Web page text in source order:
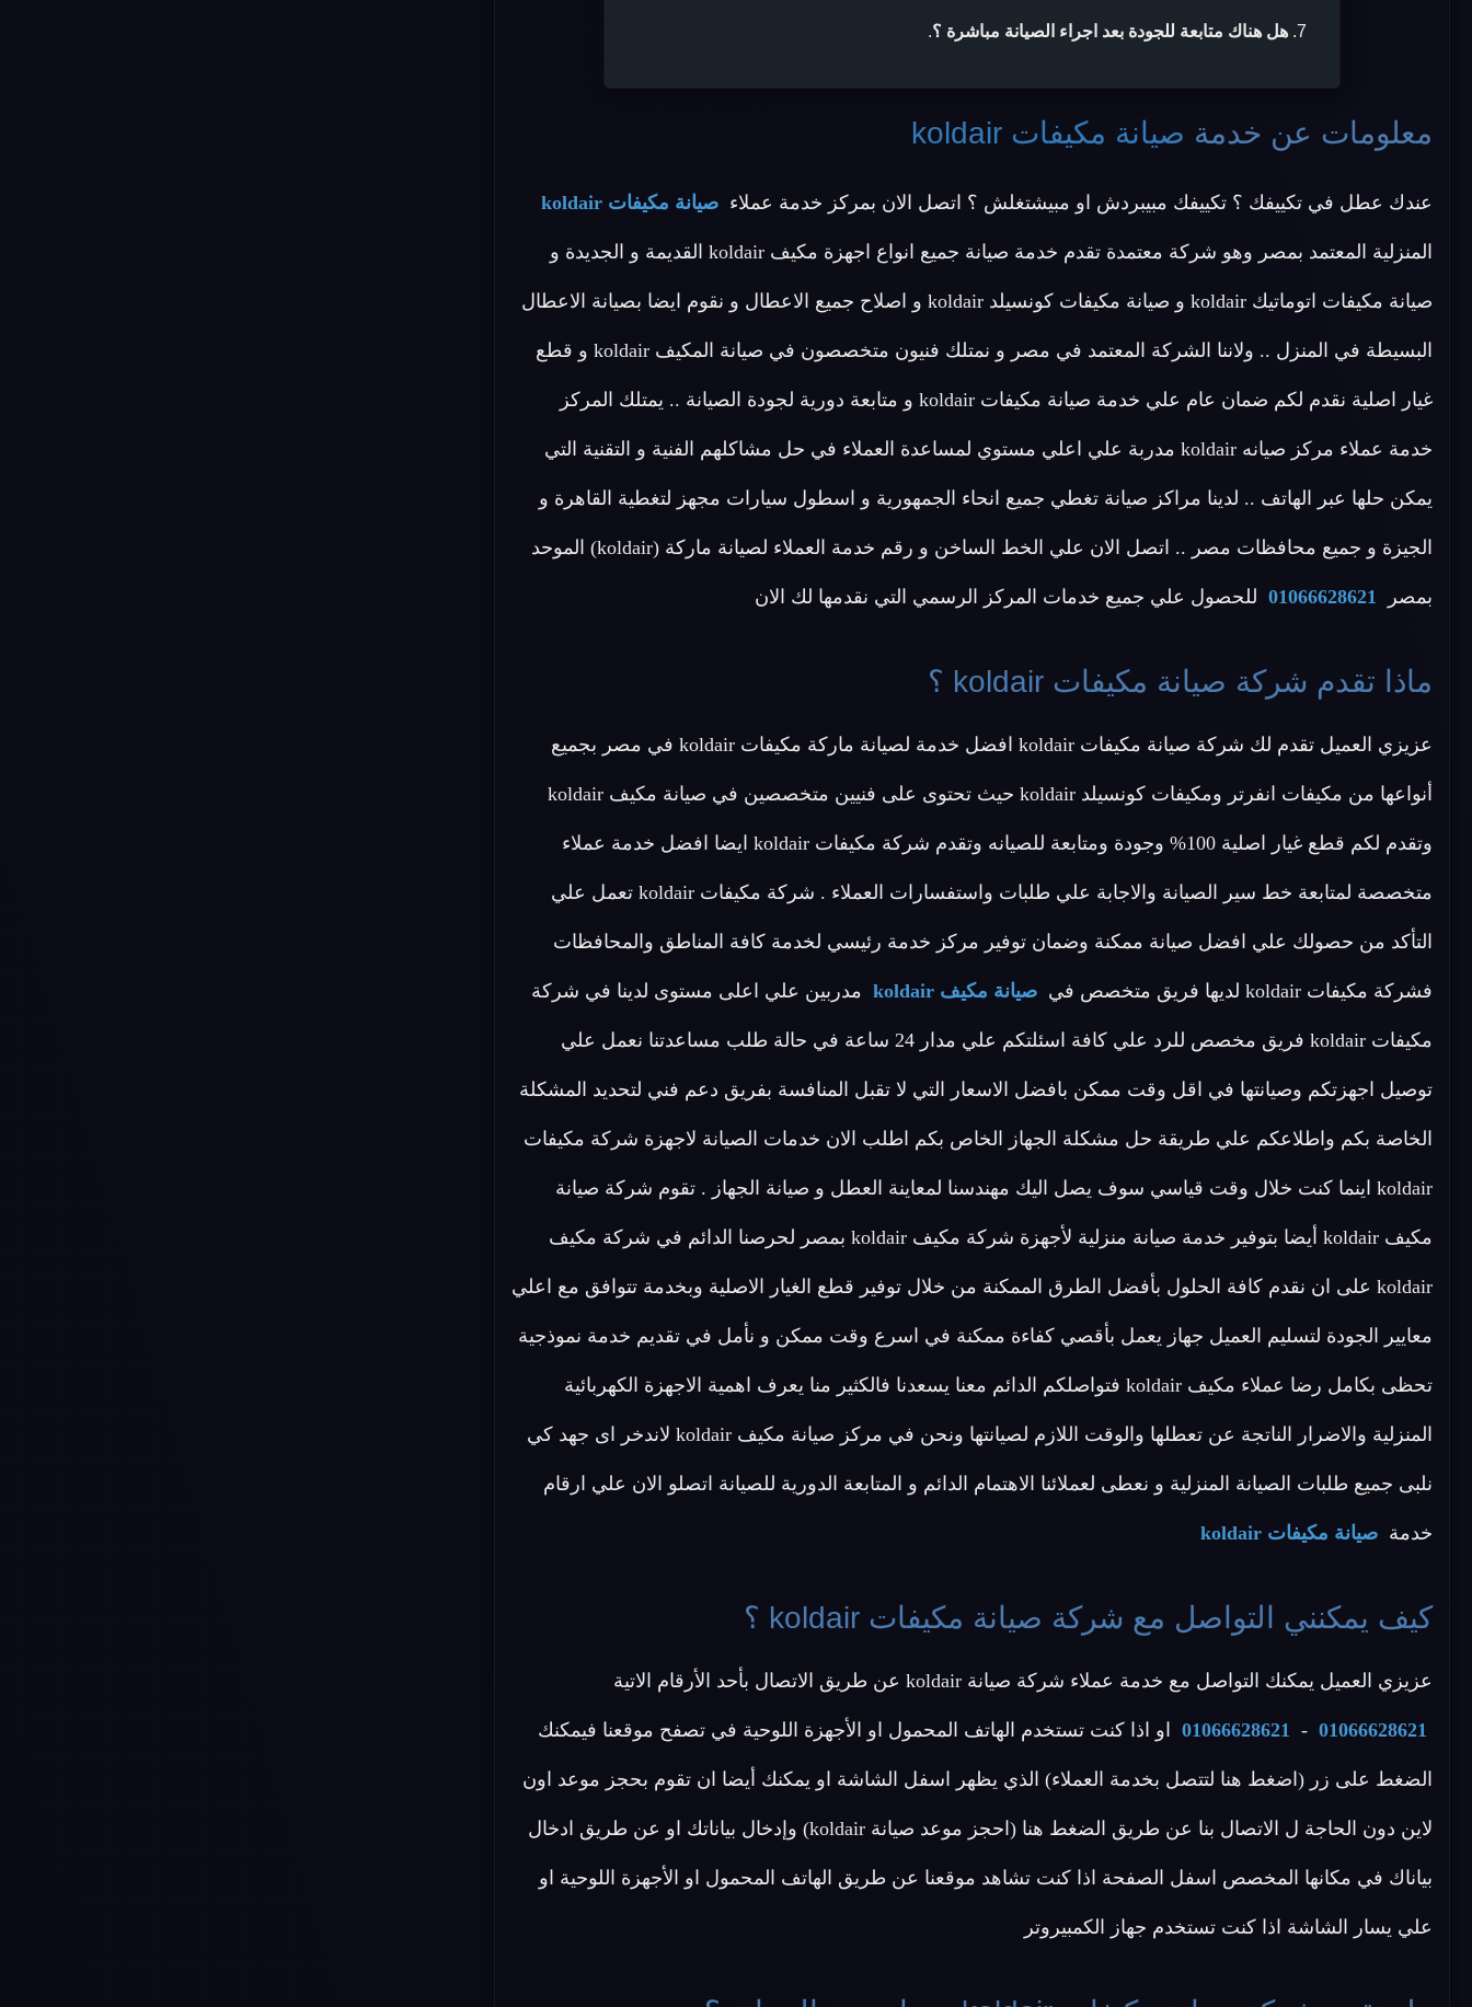
هل هناك متابعة للجودة بعد اجراء الصيانة مباشرة ؟.
معلومات عن خدمة صيانة مكيفات koldair
عندك عطل في تكييفك ؟ تكييفك مبيبردش او مبيشتغلش ؟ اتصل الان بمركز خدمة عملاء صيانة مكيفات koldair
المنزلية المعتمد بمصر وهو شركة معتمدة تقدم خدمة صيانة جميع انواع اجهزة مكيف koldair القديمة و الجديدة و
صيانة مكيفات اتوماتيك koldair و صيانة مكيفات كونسيلد koldair و اصلاح جميع الاعطال و نقوم ايضا بصيانة الاعطال
البسيطة في المنزل .. ولاننا الشركة المعتمد في مصر و نمتلك فنيون متخصصون في صيانة المكيف koldair و قطع
غيار اصلية نقدم لكم ضمان عام علي خدمة صيانة مكيفات koldair و متابعة دورية لجودة الصيانة .. يمتلك المركز
خدمة عملاء مركز صيانه koldair مدربة علي اعلي مستوي لمساعدة العملاء في حل مشاكلهم الفنية و التقنية التي
يمكن حلها عبر الهاتف .. لدينا مراكز صيانة تغطي جميع انحاء الجمهورية و اسطول سيارات مجهز لتغطية القاهرة و
الجيزة و جميع محافظات مصر .. اتصل الان علي الخط الساخن و رقم خدمة العملاء لصيانة ماركة (koldair) الموحد
بمصر 01066628621 للحصول علي جميع خدمات المركز الرسمي التي نقدمها لك الان
ماذا تقدم شركة صيانة مكيفات koldair ؟
عزيزي العميل تقدم لك شركة صيانة مكيفات koldair افضل خدمة لصيانة ماركة مكيفات koldair في مصر بجميع
أنواعها من مكيفات انفرتر ومكيفات كونسيلد koldair حيث تحتوى على فنيين متخصصين في صيانة مكيف koldair
وتقدم لكم قطع غيار اصلية 100% وجودة ومتابعة للصيانه وتقدم شركة مكيفات koldair ايضا افضل خدمة عملاء
متخصصة لمتابعة خط سير الصيانة والاجابة علي طلبات واستفسارات العملاء . شركة مكيفات koldair تعمل علي
التأكد من حصولك علي افضل صيانة ممكنة وضمان توفير مركز خدمة رئيسي لخدمة كافة المناطق والمحافظات
فشركة مكيفات koldair لديها فريق متخصص في صيانة مكيف koldair مدربين علي اعلى مستوى لدينا في شركة
مكيفات koldair فريق مخصص للرد علي كافة اسئلتكم علي مدار 24 ساعة في حالة طلب مساعدتنا نعمل علي
توصيل اجهزتكم وصيانتها في اقل وقت ممكن بافضل الاسعار التي لا تقبل المنافسة بفريق دعم فني لتحديد المشكلة
الخاصة بكم واطلاعكم علي طريقة حل مشكلة الجهاز الخاص بكم اطلب الان خدمات الصيانة لاجهزة شركة مكيفات
koldair اينما كنت خلال وقت قياسي سوف يصل اليك مهندسنا لمعاينة العطل و صيانة الجهاز . تقوم شركة صيانة
مكيف koldair أيضا بتوفير خدمة صيانة منزلية لأجهزة شركة مكيف koldair بمصر لحرصنا الدائم في شركة مكيف
koldair على ان نقدم كافة الحلول بأفضل الطرق الممكنة من خلال توفير قطع الغيار الاصلية وبخدمة تتوافق مع اعلي
معايير الجودة لتسليم العميل جهاز يعمل بأقصي كفاءة ممكنة في اسرع وقت ممكن و نأمل في تقديم خدمة نموذجية
تحظى بكامل رضا عملاء مكيف koldair فتواصلكم الدائم معنا يسعدنا فالكثير منا يعرف اهمية الاجهزة الكهربائية
المنزلية والاضرار الناتجة عن تعطلها والوقت اللازم لصيانتها ونحن في مركز صيانة مكيف koldair لاندخر اى جهد كي
نلبى جميع طلبات الصيانة المنزلية و نعطى لعملائنا الاهتمام الدائم و المتابعة الدورية للصيانة اتصلو الان علي ارقام
خدمة صيانة مكيفات koldair
كيف يمكنني التواصل مع شركة صيانة مكيفات koldair ؟
عزيزي العميل يمكنك التواصل مع خدمة عملاء شركة صيانة koldair عن طريق الاتصال بأحد الأرقام الاتية
01066628621
-
01066628621 او اذا كنت تستخدم الهاتف المحمول او الأجهزة اللوحية في تصفح موقعنا فيمكنك
الضغط على زر (اضغط هنا لتتصل بخدمة العملاء) الذي يظهر اسفل الشاشة او يمكنك أيضا ان تقوم بحجز موعد اون
لاين دون الحاجة ل الاتصال بنا عن طريق الضغط هنا (احجز موعد صيانة koldair) وإدخال بياناتك او عن طريق ادخال
بياناك في مكانها المخصص اسفل الصفحة اذا كنت تشاهد موقعنا عن طريق الهاتف المحمول او الأجهزة اللوحية او
علي يسار الشاشة اذا كنت تستخدم جهاز الكمبيروتر